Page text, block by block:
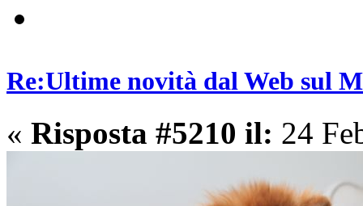
Re:Ultime novità dal Web sul
« Risposta #5210 il: 24